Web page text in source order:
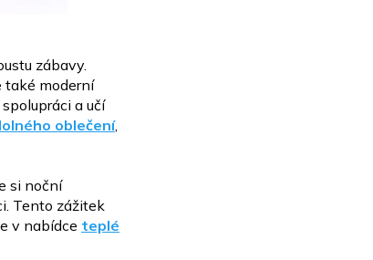
zábavy.
také moderní
a učí
oblečení,
si noční
Tento zážitek
v nabídce teplé